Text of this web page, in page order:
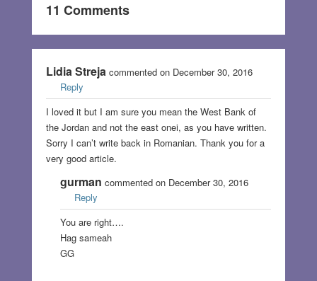
11 Comments
Lidia Strejacommented on December 30, 2016
Reply
I loved it but I am sure you mean the West Bank of
the Jordan and not the east onei, as you have written.
Sorry I can’t write back in Romanian. Thank you for a
very good article.
gurman commented on December 30, 2016
Reply
You are right….
Hag sameah
GG